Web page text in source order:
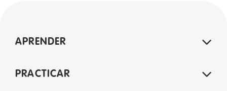
APRENDER
PRACTICAR